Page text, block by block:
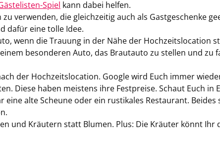
​Spiel kann dabei hel­fen.
ver­wen­den, die gleich­zei­tig auch als Gast­ge­schen­ke
dafür eine tolle Idee.
wenn die Trau­ung in der Nähe der Hoch­zeits­lo­ca­ti­on
be­son­de­ren Auto, das Braut­au­to zu stel­len und zu
der Hoch­zeits­lo­ca­ti­on. Goog­le wird Euch immer
Diese haben meis­tens ihre Fest­prei­se. Schaut Euch in
eine alte Scheu­ne oder ein rus­ti­ka­les Re­stau­rant. Bei­des
und Kräu­tern statt Blu­men. Plus: Die Kräu­ter könnt Ihr